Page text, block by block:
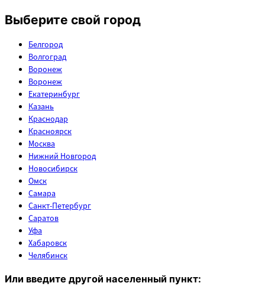
Выберите свой город
Белгород
Волгоград
Воронеж
Воронеж
Екатеринбург
Казань
Краснодар
Красноярск
Москва
Нижний Новгород
Новосибирск
Омск
Самара
Санкт-Петербург
Саратов
Уфа
Хабаровск
Челябинск
Или введите другой населенный пункт: